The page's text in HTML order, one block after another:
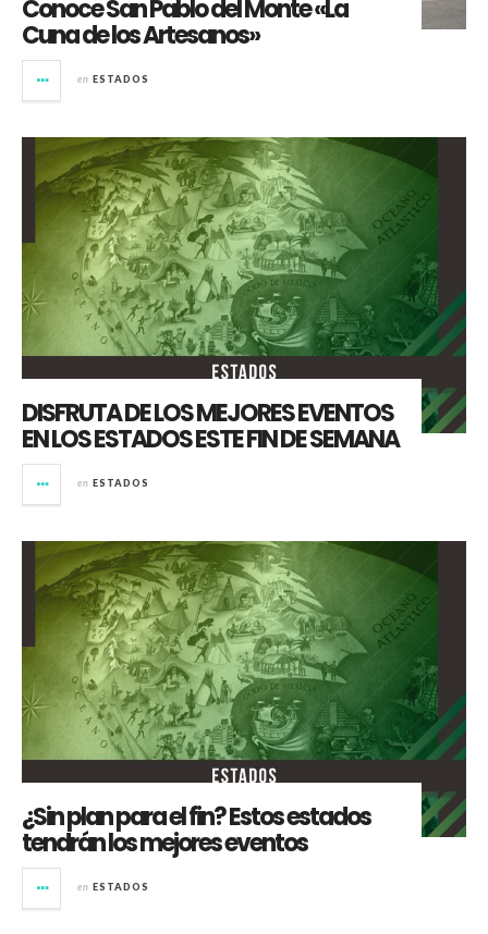
Conoce San Pablo del Monte «La
Cuna de los Artesanos»
en ESTADOS
DISFRUTA DE LOS MEJORES EVENTOS
EN LOS ESTADOS ESTE FIN DE SEMANA
en ESTADOS
¿Sin plan para el fin? Estos estados
tendrán los mejores eventos
en ESTADOS